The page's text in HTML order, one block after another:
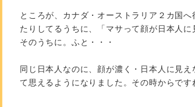
ところが、カナダ・オーストラリア２カ国
たりしてるうちに、「マサって顔が日本人
そのうちに。ふと・・・
同じ日本人なのに、顔が濃く・日本人に見
て思えるようになりました。その時からです